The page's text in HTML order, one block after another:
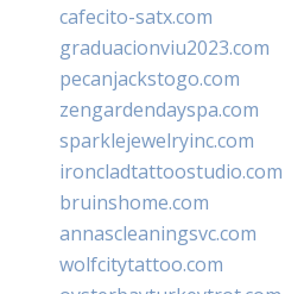
cafecito-satx.com
graduacionviu2023.com
pecanjackstogo.com
zengardendayspa.com
sparklejewelryinc.com
ironcladtattoostudio.com
bruinshome.com
annascleaningsvc.com
wolfcitytattoo.com